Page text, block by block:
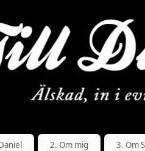
2. Om mig 3. Om